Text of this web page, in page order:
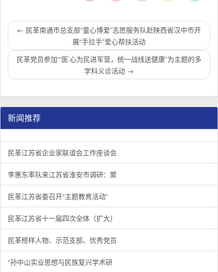
← 民革南通市总支部“童心博爱”志愿服务队赴陕西省汉中市开
展“手拉手”爱心帮扶活动
民革党员参加“‘医’心为民进军营，统一战线送健康”为主题的多
学科义诊活动 →
新闻推荐
民革江苏省企业家联谊会工作座谈会在宁召开
1/3 李惠东率队来江苏省淮安市调研：聚焦民革党员之家建设管
2/3 民革江苏省委召开“主题教育活动” 领导班子民主生活会
3/3
民革江苏省企业家联谊会工作座谈会
李惠东率队来江苏省淮安市调研：聚
民革江苏省委召开“主题教育活动”
民革江苏省十一届四次全体（扩大）
民革榜样人物、示范支部、优秀党员
“孙中山实业思想与民族复兴学术研